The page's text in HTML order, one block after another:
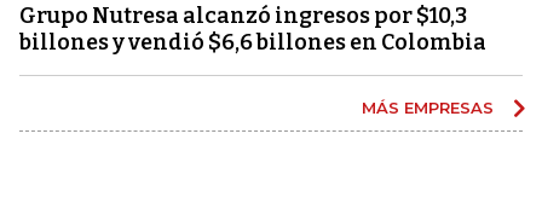
Grupo Nutresa alcanzó ingresos por $10,3
billones y vendió $6,6 billones en Colombia
MÁS EMPRESAS